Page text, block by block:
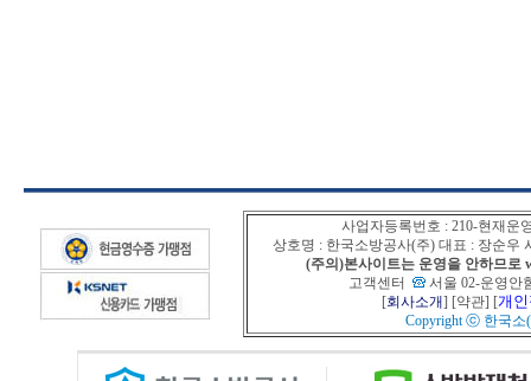
사업자등록번호 : 210-현재운
상호명 : 한국소방공사(주) 대표 : 장순우
(주의)본사이트는 운영을 안하므로
고객센터
서울 02-운영안
[회사소개] [약관] [개
Copyright ⓒ 한국소